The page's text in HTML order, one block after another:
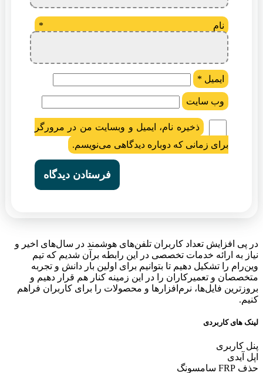
نام *
ایمیل *
وب‌ سایت
ذخیره نام، ایمیل و وبسایت من در مرورگر
برای زمانی که دوباره دیدگاهی می‌نویسم.
در پی افزایش تعداد کاربران تلفن‌های هوشمند در سال‌های اخیر و
نیاز به ارائه خدمات تخصصی در این رابطه برآن شدیم که تیم
وین‌رام را تشکیل دهیم تا بتوانیم برای اولین بار دانش و تجربه
متخصصان و تعمیرکاران را در این زمینه کنار هم قرار دهیم و
بروزترین فایل‌ها، نرم‌افزارها و محصولات را برای کاربران فراهم
کنیم.
لینک های کاربردی
پنل کاربری
اپل آیدی
حذف FRP سامسونگ